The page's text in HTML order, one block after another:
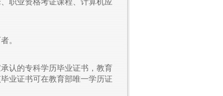
职业资格考证课程、计算机应
。
认的专科学历毕业证书，教育
业证书可在教育部唯一学历证